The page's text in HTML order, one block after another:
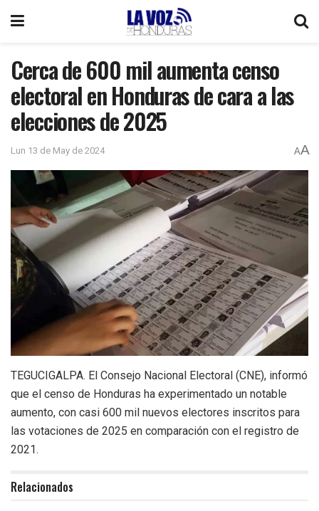
Cerca de 600 mil aumenta censo
electoral en Honduras de cara a las
elecciones de 2025
Lun 13 de May de 2024 AA
TEGUCIGALPA. El Consejo Nacional Electoral (CNE), informó
que el censo de Honduras ha experimentado un notable
aumento, con casi 600 mil nuevos electores inscritos para
las votaciones de 2025 en comparación con el registro de
2021.
Relacionados